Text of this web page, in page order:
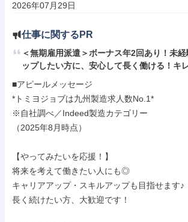
2026年07月29日
仕事に関するPR
＜無期雇用派遣＞ボーナス年2回あり！未
ップしたい方に、安心して長く働ける！キ
■アピールメッセージ
*トミヨジョブは九州製造求人数No.1*
※自社調べ／Indeed製造カテゴリー
（2025年8月時点）
【やってみたいを応援！】
将来を考えて働きたい人にも◎
キャリアアップ・スキルアップも目指せます♪
長く続けたい方、大歓迎です！